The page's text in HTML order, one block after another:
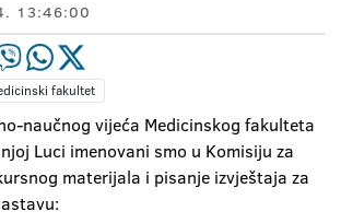
13:46:00
fakultet
naučnog vijeća Medicinskog fakulteta
Luci imenovani smo u Komisiju za
materijala i pisanje izvještaja za